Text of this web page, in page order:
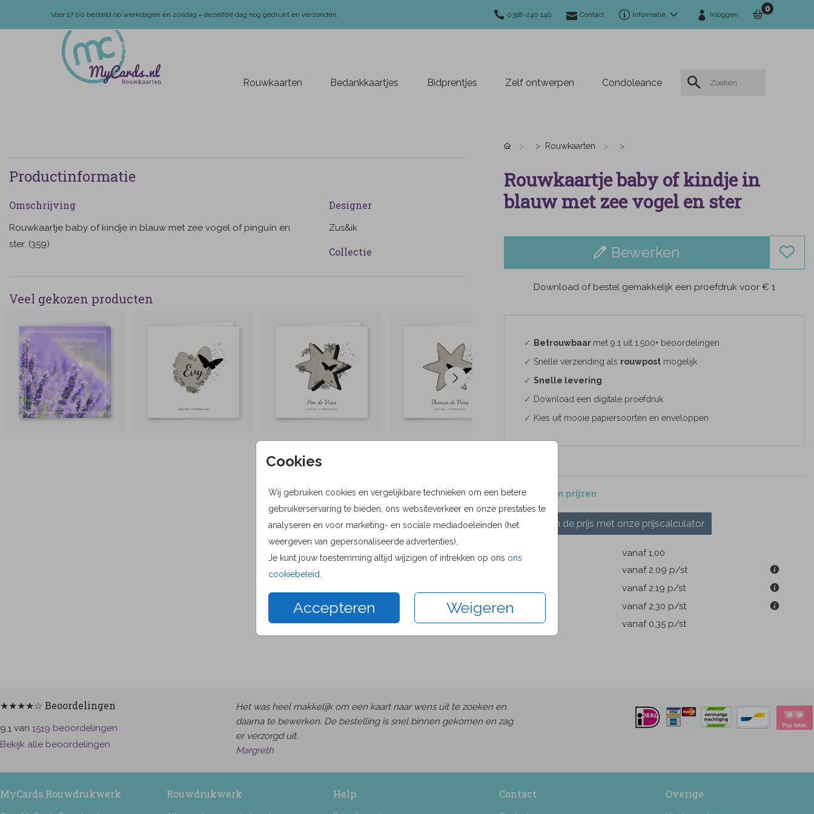
Voor 17:00 besteld op werkdagen en zondag = dezelfde dag nog gedrukt en verzonden. 0318-240 140 Contact Informatie Inloggen
0
Rouwkaarten Bedankkaartjes Bidprentjes Zelf ontwerpen Condoleance
Cookies
Wij gebruiken cookies en vergelijkbare technieken om een betere
gebruikerservaring te bieden, ons websiteverkeer en onze prestaties te
analyseren en voor marketing- en sociale mediadoeleinden (het
weergeven van gepersonaliseerde advertenties).
Je kunt jouw toestemming altijd wijzigen of intrekken op ons ons
cookiebeleid
Accepteren Weigeren
Productinformatie
Omschrijving
Rouwkaartje baby of kindje in blauw met zee vogel of pinguïn en
ster. (359)
Designer
Zus&ik
Collectie
Veel gekozen producten
Rouwkaarten
Rouwkaartje baby of kindje in
blauw met zee vogel en ster
Bewerken
Download of bestel gemakkelijk een proefdruk voor € 1
✓ Betrouwbaar met 9.1 uit 1.500+ beoordelingen
✓ Snelle verzending als rouwpostmogelijk
✓ Snelle levering
✓ Download een digitale proefdruk
✓ Kies uit mooie papiersoorten en enveloppen
Formaten en prijzen
Bereken de prijs met onze prijscalculator
vanaf 1,00
vanaf 2,09 p/st
vanaf 2,19 p/st
15 × 15 cm
vanaf 2,30 p/st
Enveloppen
vanaf 0,35 p/st
★★★★☆ Beoordelingen
9.1 van 1519 beoordelingen
Bekijk alle beoordelingen
Het was heel makkelijk om een kaart naar wens uit te zoeken en
daarna te bewerken. De bestelling is snel binnen gekomen en zag
er verzorgd uit.
Margreth
MyCards Rouwdrukwerk Rouwdrukwerk Help Contact Overige